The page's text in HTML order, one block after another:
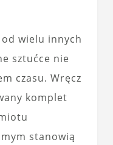
wielu innych
sztućce nie
czasu. Wręcz
komplet
stanowią